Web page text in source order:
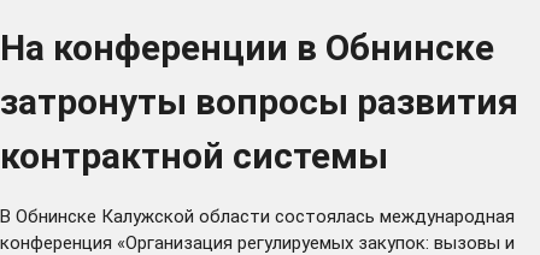
На конференции в Обнинске
затронуты вопросы развития
контрактной системы
В Обнинске Калужской области состоялась международная
конференция «Организация регулируемых закупок: вызовы и